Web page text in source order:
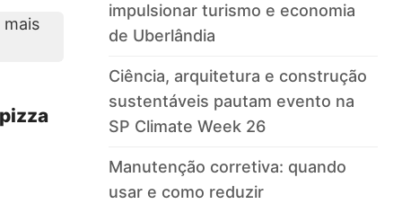
impulsionar turismo e economia
de Uberlândia
Ciência, arquitetura e construção
sustentáveis pautam evento na
SP Climate Week 26
Manutenção corretiva: quando
usar e como reduzir